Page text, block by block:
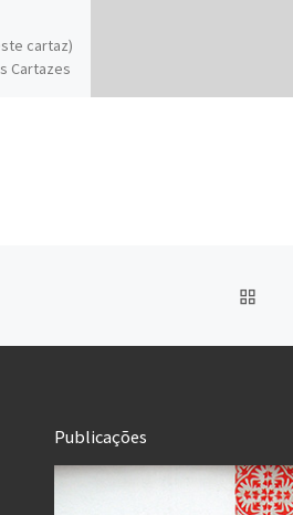
cartaz)
Cartazes
Publicações